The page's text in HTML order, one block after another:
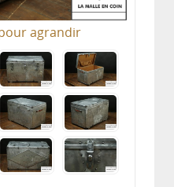
agrandir